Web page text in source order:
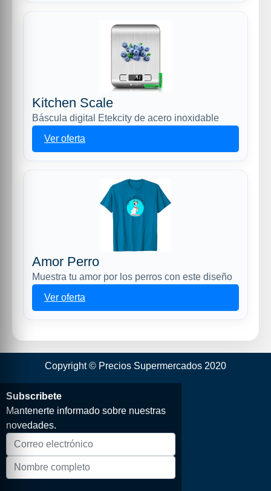
Kitchen Scale
Báscula digital Etekcity de acero inoxidable
Ver oferta
Amor Perro
Muestra tu amor por los perros con este diseño
Ver oferta
Copyright © Precios Supermercados 2020
Subscribete
Mantenerte informado sobre nuestras
novedades.